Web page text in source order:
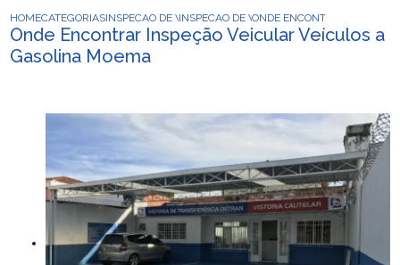
HOMECATEGORIASINSPECAO DE VEICULOSINSPECAO DE VEICULOS NACIONAIS
ONDE ENCONTRAR
Onde Encontrar Inspeção Veicular Veículos a
Gasolina Moema